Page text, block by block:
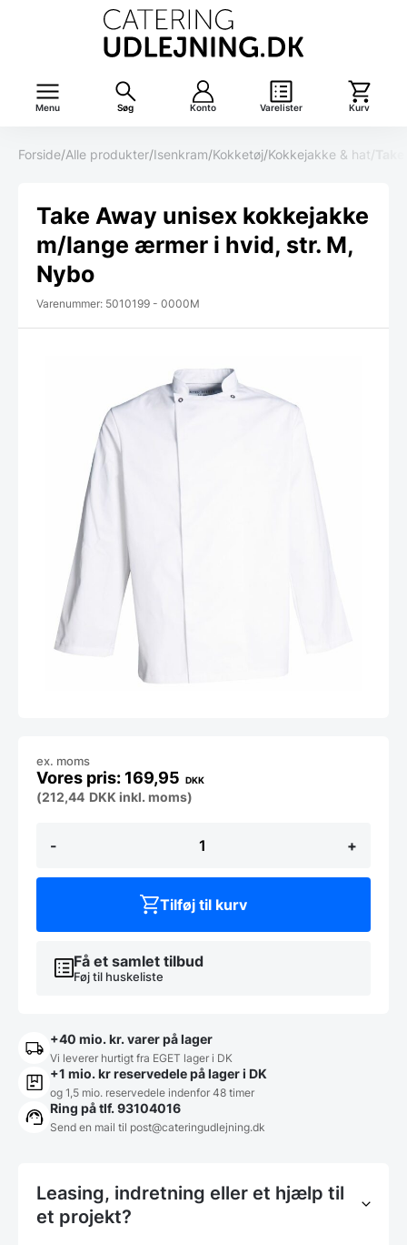
Menu Søg Konto Varelister Kurv
Forside/Alle produkter/Isenkram/Kokketøj/Kokkejakke & hat/
Take Away unisex kokkejakke
m/lange ærmer i hvid, str. M,
Nybo
Varenummer: 5010199 - 0000M
-
Away
kokkejakke
i
str.
+
169,95 DKK
ex. moms
(212,44 DKK inkl. moms)
Få et samlet tilbud
Føj til huskeliste
Tilføj til kurv
+40 mio. kr. varer på lager
Vi leverer hurtigt fra EGET lager i DK
+1 mio. kr reservedele på lager i DK
og 1,5 mio. reservedele indenfor 48 timer
Ring på tlf. 93104016
Send en mail til post@cateringudlejning.dk
Leasing, indretning eller et hjælp til
et projekt?